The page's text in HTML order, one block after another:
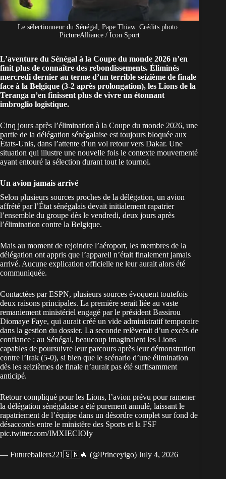
Le sélectionneur du Sénégal, Pape Thiaw. Crédits photo :
PictureAlliance / Icon Sport
L’aventure du Sénégal à la Coupe du monde 2026 n’en
finit plus de connaître des rebondissements. Éliminés
mercredi dernier au terme d’un terrible seizième de finale
face à la Belgique (3-2 après prolongation), les Lions de la
Teranga n’en finissent plus de vivre un étonnant
imbroglio logistique.
Cinq jours après l’élimination à la Coupe du monde 2026, une
partie de la délégation sénégalaise est toujours bloquée aux
États-Unis, dans l’attente d’un vol retour vers Dakar. Une
situation qui illustre une nouvelle fois le contexte mouvementé
ayant entouré la sélection durant tout le tournoi.
Un avion jamais arrivé
Selon plusieurs sources proches de la délégation, un avion
affrété par l’État sénégalais devait initialement rapatrier
l’ensemble du groupe dès le vendredi, deux jours après
l’élimination contre la Belgique.
Mais au moment de rejoindre l’aéroport, les membres de la
délégation ont appris que l’appareil n’était finalement jamais
arrivé. Aucune explication officielle ne leur aurait alors été
communiquée.
Contactées par ESPN, plusieurs sources évoquent toutefois
deux raisons principales. La première serait liée au vaste
remaniement ministériel engagé par le président Bassirou
Diomaye Faye, qui aurait créé un vide administratif temporaire
dans la gestion du dossier. La seconde relèverait d’un excès de
confiance : au Sénégal, beaucoup imaginaient les Lions
capables de poursuivre leur parcours après leur démonstration
contre l’Irak (5-0), si bien que le scénario d’une élimination
dès les seizièmes de finale n’aurait pas été suffisamment
anticipé.
Retour compliqué pour les Lions, l’avion prévu pour ramener
la délégation sénégalaise a été purement annulé, laissant le
rapatriement de l’équipe dans un désordre complet sur fond de
désaccords entre le ministère des Sports et la FSF
pic.twitter.com/IMXIECIOIy
— Futureballers221🇸🇳🔥 (@Princeyigo) July 4, 2026